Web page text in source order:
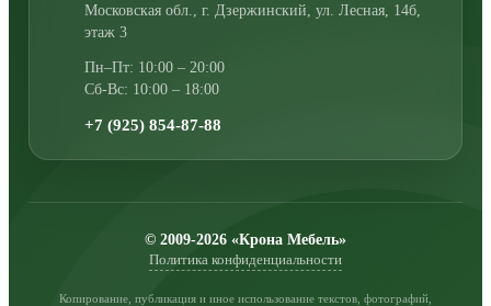
Московская обл., г. Дзержинский ул. Лесная, 14б,
этаж 3
Пн–Пт: 10:00 – 20:00
Сб-Вс: 10:00 – 18:00
+7 (925) 854-87-88
© 2009-2026 «Крона Мебель»
Политика конфиденциальности
Копирование, публикация и иное использование текстов, фотографий,